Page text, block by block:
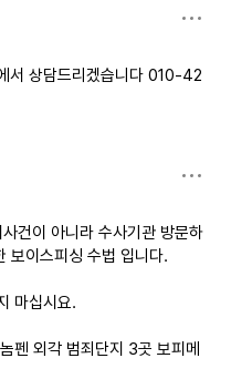
서 상담드리겠습니다 010-42
건이 아니라 수사기관 방문하
보이스피싱 수법 입니다.
마십시요.
펜 외각 범죄단지 3곳 보피메